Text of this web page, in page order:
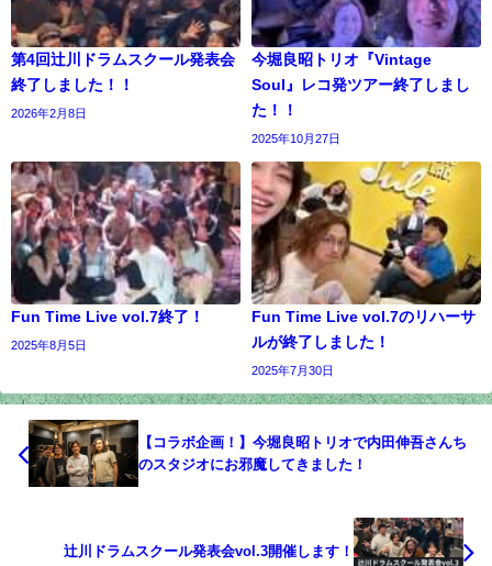
第4回辻川ドラムスクール発表会
終了しました！！
2026年2月8日
今堀良昭トリオ『Vintage
Soul』レコ発ツアー終了しまし
た！！
2025年10月27日
Fun Time Live vol.7終了！
2025年8月5日
Fun Time Live vol.7のリハーサ
ルが終了しました！
2025年7月30日
【コラボ企画！】今堀良昭トリオで内田伸吾さんち
のスタジオにお邪魔してきました！
辻川ドラムスクール発表会vol.3開催します！